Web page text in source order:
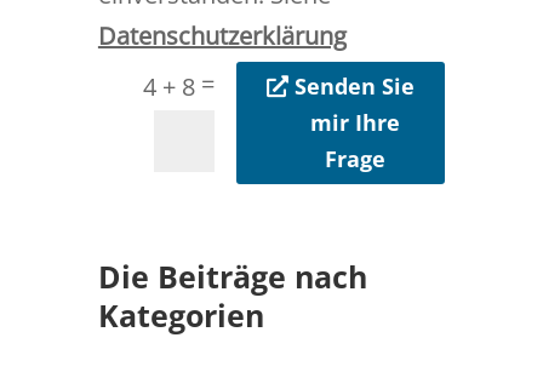
Datenschutzerklärung
4 + 8 =
Senden Sie
mir Ihre
Frage
Die Beiträge nach
Kategorien